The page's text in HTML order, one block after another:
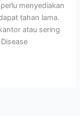
menyediakan
tahan lama.
atau sering